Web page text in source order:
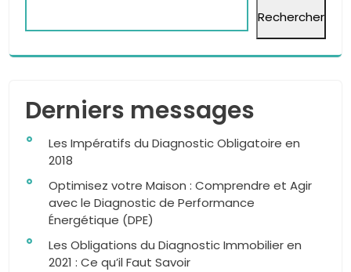
Rechercher
Derniers messages
Les Impératifs du Diagnostic Obligatoire en
2018
Optimisez votre Maison : Comprendre et Agir
avec le Diagnostic de Performance
Énergétique (DPE)
Les Obligations du Diagnostic Immobilier en
2021 : Ce qu’il Faut Savoir